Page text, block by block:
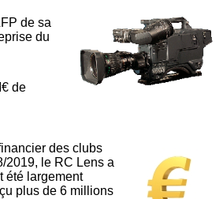
de sa
du
de
des clubs
2019, le RC Lens a
été largement
plus de 6 millions